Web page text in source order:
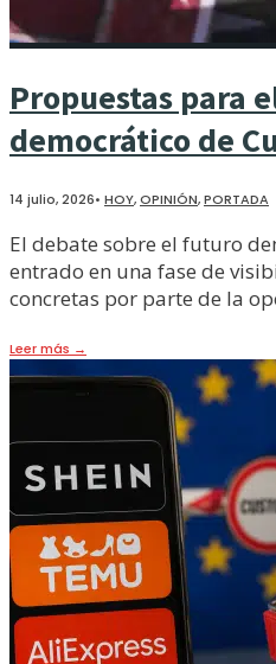
Propuestas para
democrático de
14 julio, 2026• HOY,OPINIÓN,PORTADA
El debate sobre el futuro
entrado en una fase de
concretas por parte de la
Leer más →